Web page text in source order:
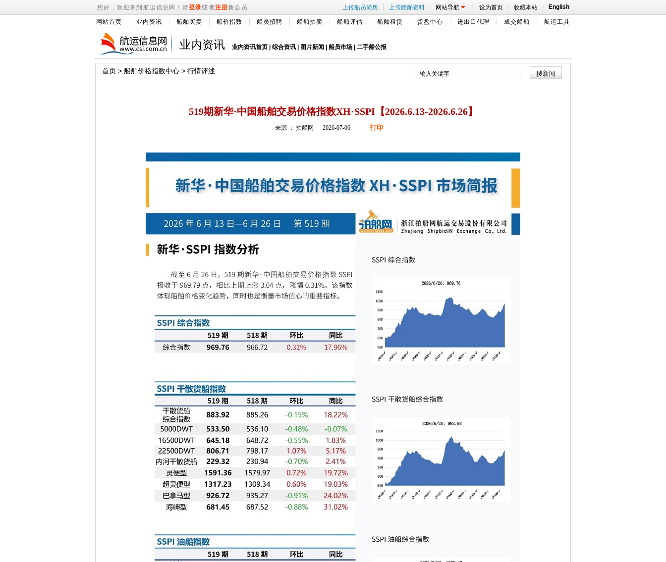
您好，欢迎来到航运信息网！请登录或者注册新会员 上传船员简历 | 上传船舶资料 | 网站导航 | 设为首页 | 收藏本站 | English
网站首页 业内资讯 船舶买卖 船价指数 船员招聘 船舶拍卖 船舶评估 船舶租赁 货盘中心 进出口代理 成交船舶 航运工具
业内资讯 业内资讯首页 综合资讯 图片新闻 船员市场 二手船公报
首页 > 船舶价格指数中心 > 行情评述
519期新华·中国船舶交易价格指数XH·SSPI【2026.6.13-2026.6.26】
来源 ： 拍船网 2026-07-06 打印